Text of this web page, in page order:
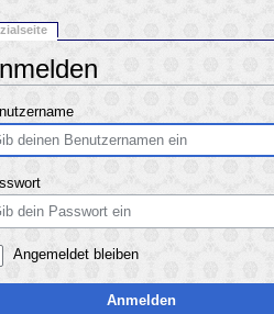
Angemeldet bleiben
Anmelden